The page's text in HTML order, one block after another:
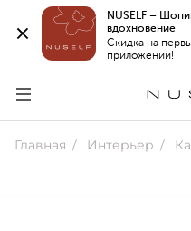
NUSELF –
вдохновение
Скидка на
приложении!
Главная Интерьер